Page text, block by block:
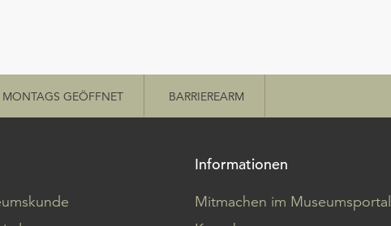
MONTAGS GEÖFFNET BARRIEREARM
Informationen
Mitmachen im Museumsportal